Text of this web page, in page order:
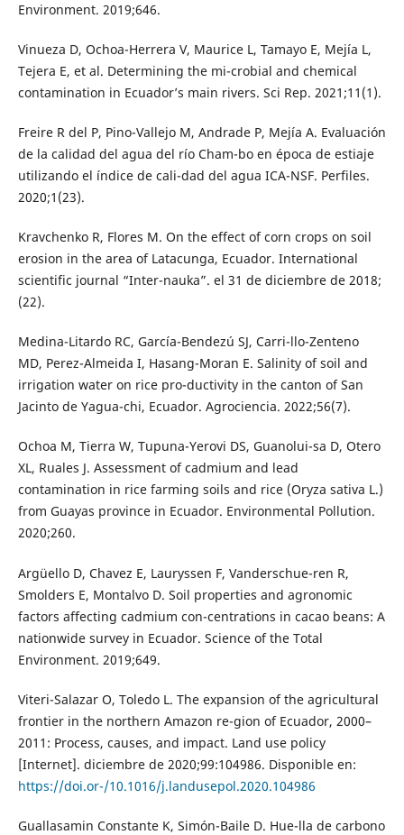
Environment. 2019;646.
Vinueza D, Ochoa-Herrera V, Maurice L, Tamayo E, Mejía L,
Tejera E, et al. Determining the mi-crobial and chemical
contamination in Ecuador’s main rivers. Sci Rep. 2021;11(1).
Freire R del P, Pino-Vallejo M, Andrade P, Mejía A. Evaluación
de la calidad del agua del río Cham-bo en época de estiaje
utilizando el índice de cali-dad del agua ICA-NSF. Perfiles.
2020;1(23).
Kravchenko R, Flores M. On the effect of corn crops on soil
erosion in the area of Latacunga, Ecuador. International
scientific journal “Inter-nauka”. el 31 de diciembre de 2018;
(22).
Medina-Litardo RC, García-Bendezú SJ, Carri-llo-Zenteno
MD, Perez-Almeida I, Hasang-Moran E. Salinity of soil and
irrigation water on rice pro-ductivity in the canton of San
Jacinto de Yagua-chi, Ecuador. Agrociencia. 2022;56(7).
Ochoa M, Tierra W, Tupuna-Yerovi DS, Guanolui-sa D, Otero
XL, Ruales J. Assessment of cadmium and lead
contamination in rice farming soils and rice (Oryza sativa L.)
from Guayas province in Ecuador. Environmental Pollution.
2020;260.
Argüello D, Chavez E, Lauryssen F, Vanderschue-ren R,
Smolders E, Montalvo D. Soil properties and agronomic
factors affecting cadmium con-centrations in cacao beans: A
nationwide survey in Ecuador. Science of the Total
Environment. 2019;649.
Viteri-Salazar O, Toledo L. The expansion of the agricultural
frontier in the northern Amazon re-gion of Ecuador, 2000–
2011: Process, causes, and impact. Land use policy
[Internet]. diciembre de 2020;99:104986. Disponible en:
https://doi.or-/10.1016/j.landusepol.2020.104986
Guallasamin Constante K, Simón-Baile D. Hue-lla de carbono